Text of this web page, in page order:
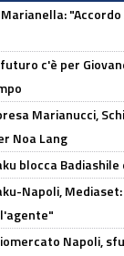
Marianella:
futuro c'è per
Marianucci,
Noa Lang
blocca
Napoli,
Napoli,